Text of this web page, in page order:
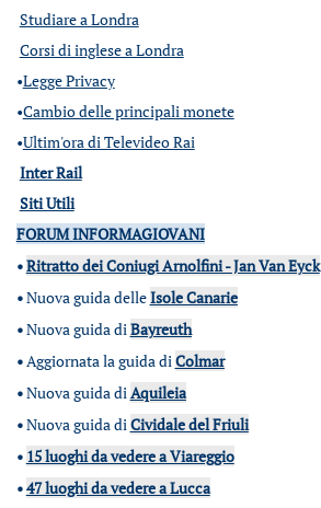
Studiare a Londra
Corsi di inglese a Londra
•Legge Privacy
•Cambio delle principali monete
•Ultim'ora di Televideo Rai
Inter Rail
Siti Utili
FORUM INFORMAGIOVANI
•Ritratto dei Coniugi Arnolfini - Jan Van Eyck
•Nuova guida delleIsole Canarie
•Nuova guida diBayreuth
•Aggiornata la guida diColmar
•Nuova guida diAquileia
•Nuova guida diCividale del Friuli
• 15 luoghi da vedere a Viareggio
•47 luoghi da vedere a Lucca